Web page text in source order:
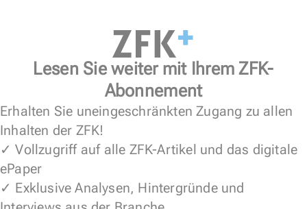
Lesen Sie weiter mit Ihrem ZFK-
Abonnement
Erhalten Sie uneingeschränkten Zugang zu allen
Inhalten der ZFK!
✓ Vollzugriff auf alle ZFK-Artikel und das digitale
ePaper
✓ Exklusive Analysen, Hintergründe und